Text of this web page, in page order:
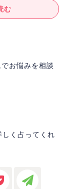
む
お悩みを相談
く占ってくれ